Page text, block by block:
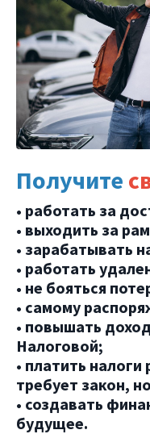
Получите
• работать за
• выходить за
• зарабатывать
• работать
• не бояться
• самому
• повышать
Налоговой;
• платить
требует закон,
• создавать
будущее.